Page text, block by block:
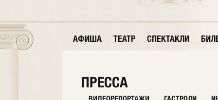
АФИША ТЕАТР СПЕКТАКЛИ
ПРЕССА